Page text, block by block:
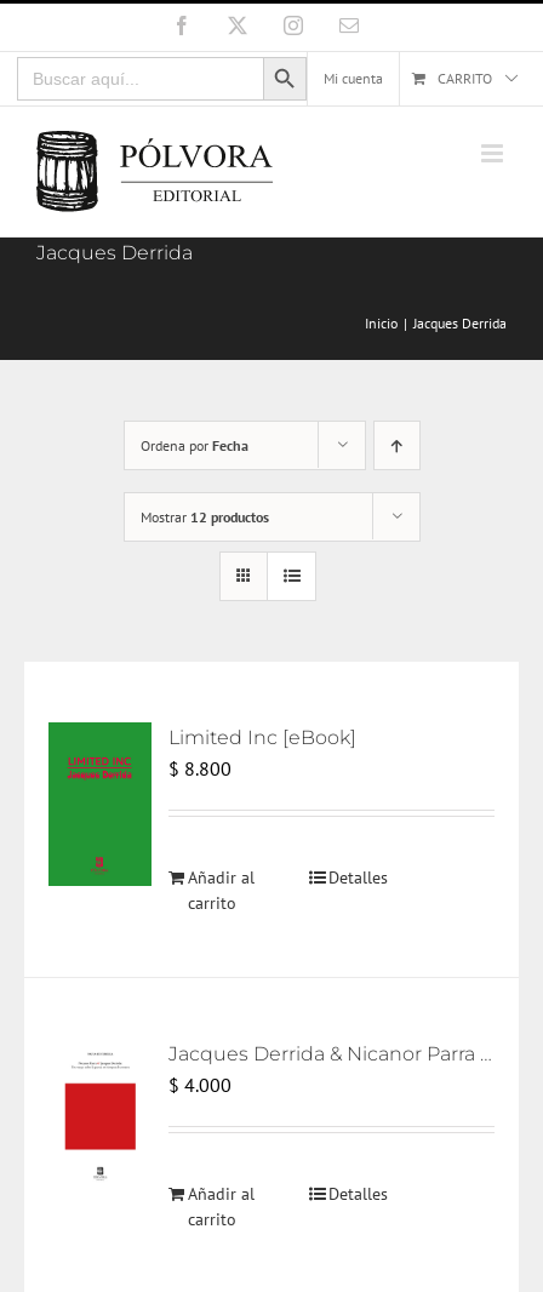
al
contenido
Facebook InstagramCorreo
Buscar:
Botón de búsqueda
Mi cuenta
CARRITO
Jacques Derrida
Inicio Jacques Derrida
Ordena por Fecha
Mostrar 12 productos
Limited Inc [eBook]
$ 8.800
Añadir al
carrito
Detalles
Jacques Derrida & Nicanor Parra [eBook]
$ 4.000
Añadir al
carrito
Detalles